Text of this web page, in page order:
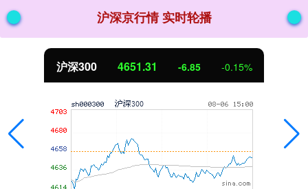
沪深京行情 实时轮播
沪深300 4651.31 -6.85 -0.15%